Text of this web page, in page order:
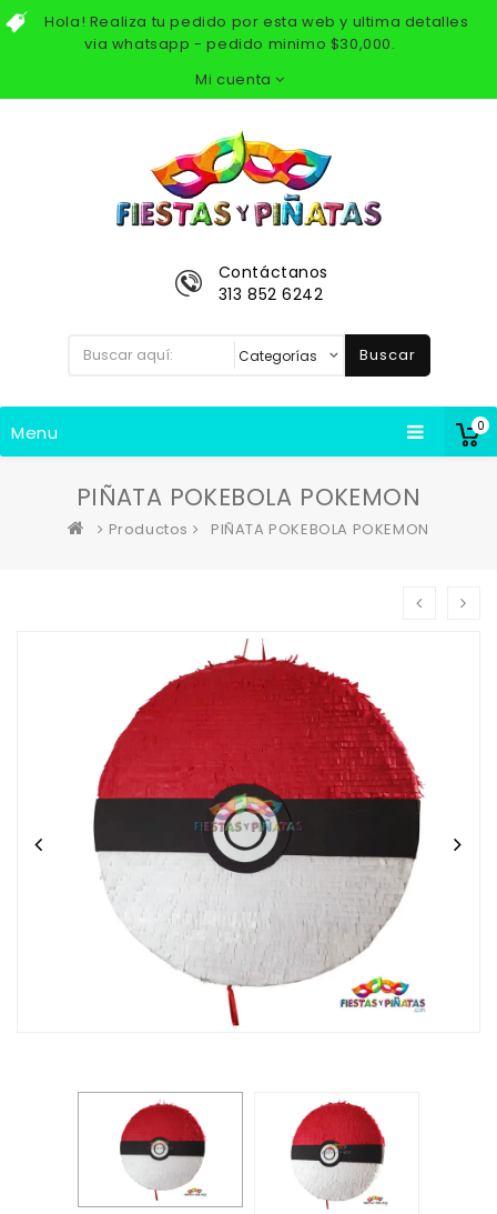
Hola! Realiza tu pedido por esta web y ultima detalles
via whatsapp - pedido minimo $30,000.
Mi cuenta
0
Contáctanos
313 852 6242
Buscar
Menu
PIÑATA POKEBOLA POKEMON
Productos PIÑATA POKEBOLA POKEMON